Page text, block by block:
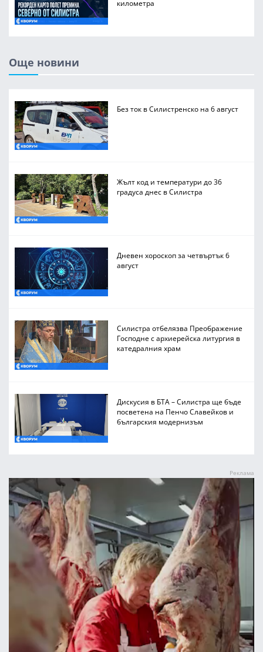
километра
Още новини
Без ток в Силистренско на 6 август
Жълт код и температури до 36
градуса днес в Силистра
Дневен хороскоп за четвъртък 6
август
Силистра отбелязва Преображение
Господне с архиерейска литургия в
катедралния храм
Дискусия в БТА – Силистра ще бъде
посветена на Пенчо Славейков и
българския модернизъм